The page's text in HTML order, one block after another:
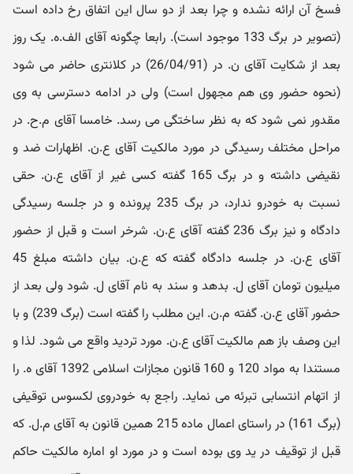
فسخ آن ارائه نشده و چرا بعد از دو سال این اتفاق رخ داده است
(تصویر در برگ 133 موجود است). رابعا چگونه آقای الف.ه. یک روز
بعد از شکایت آقای ن. در (26/04/91) در کلانتری حاضر می شود
(نحوه حضور وی هم مجهول است) ولی در ادامه دسترسی به وی
مقدور نمی شود که به نظر ساختگی می رسد. خامسا آقای م.ح. در
مراحل مختلف رسیدگی در مورد مالکیت آقای ع.ن. اظهارات ضد و
نقیضی داشته و در برگ 165 گفته کسی غیر از آقای ع.ن. حقی
نسبت به خودرو ندارد، در برگ 235 پرونده و در جلسه رسیدگی
دادگاه و نیز برگ 236 گفته آقای ع.ن. شرخر است و قبل از حضور
آقای ع.ن. در جلسه دادگاه گفته که ع.ن. بیان داشته مبلغ 45
میلیون تومان آقای ل. بدهد و سند به نام آقای ل. شود ولی بعد از
حضور آقای ع.ن. گفته م.ن. این مطلب را گفته است (برگ 239) و با
این وصف باز هم مالکیت آقای ع.ن. مورد تردید واقع می شود. لذا و
مستندا به مواد 120 و 160 قانون مجازات اسلامی 1392 آقای ه. را
از اتهام انتسابی تبرئه می نماید. راجع به خودروی لکسوس توقیفی
(برگ 161) در راستای اعمال ماده 215 همین قانون به آقای م.ل. که
قبل از توقیف در ید وی بوده است و در مورد او اماره مالکیت حاکم